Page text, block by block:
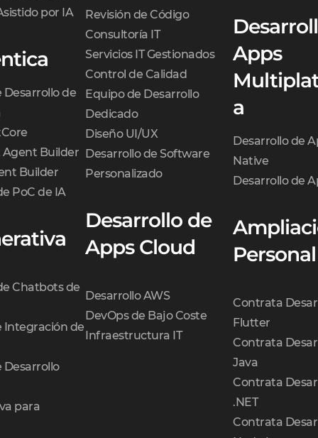
por IA
Desarrollo de
Agent Builder
Builder
PoC de IA
Chatbots de
Integración de
Desarrollo
para
Revisión de Código
Consultoría IT
Servicios IT Gestionados
Control de Calidad
Equipo de Desarrollo
Dedicado
Diseño UI/UX
Desarrollo de Software
Personalizado
Desarrollo de
Apps Cloud
Desarrollo AWS
DevOps de Bajo Coste
Infraestructura IT
Apps
a
Desarrollo de
Native
Desarrollo de
Contrata
Flutter
Contrata
Java
Contrata
.NET
Contrata